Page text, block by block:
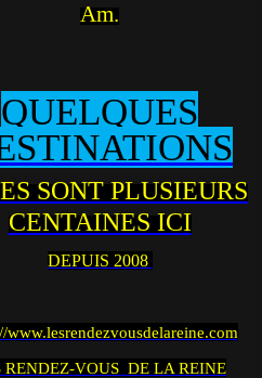
Am.
QUELQUES
SONT PLUSIEURS
CENTAINES ICI
DEPUIS 2008
www.lesrendezvousdelareine.com
RENDEZ-VOUS DE LA REINE